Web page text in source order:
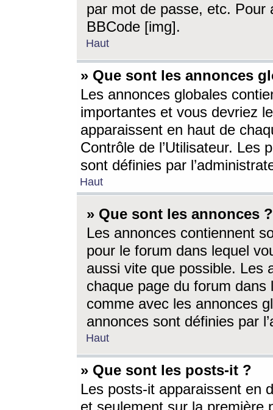
par mot de passe, etc. Pour
BBCode [img].
Haut
» Que sont les annonces
Les annonces globales
importantes et vous devriez
apparaissent en haut de
Contrôle de l’Utilisateur. Les
sont définies par
Haut
» Que sont les annonces ?
Les annonces contiennent
pour le forum dans lequel
aussi vite que possible. Les
chaque page du forum dans
comme avec les annonces
annonces sont définies par
Haut
» Que sont les posts-it ?
Les posts-it apparaissent en